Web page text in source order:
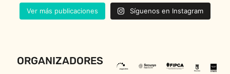
Ver más publicaciones Síguenos en Instagram
ORGANIZADORES